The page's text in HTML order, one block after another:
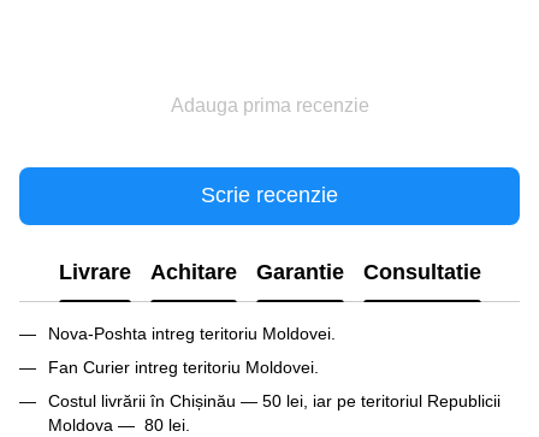
Adauga prima recenzie
Scrie recenzie
Livrare Achitare Garantie Consultatie
Nova-Poshta intreg teritoriu Moldovei.
Fan Curier intreg teritoriu Moldovei.
Costul livrării în Chișinău — 50 lei, iar pe teritoriul Republicii
Moldova — 80 lei.